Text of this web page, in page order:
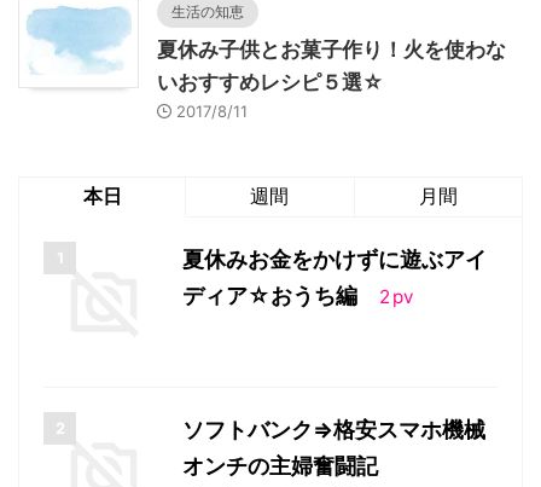
生活の知恵
夏休み子供とお菓子作り！火を使わな
いおすすめレシピ５選☆
2017/8/11
本日 週間 月間
夏休みお金をかけずに遊ぶアイ
ディア☆おうち編
2pv
ソフトバンク⇒格安スマホ機械
オンチの主婦奮闘記